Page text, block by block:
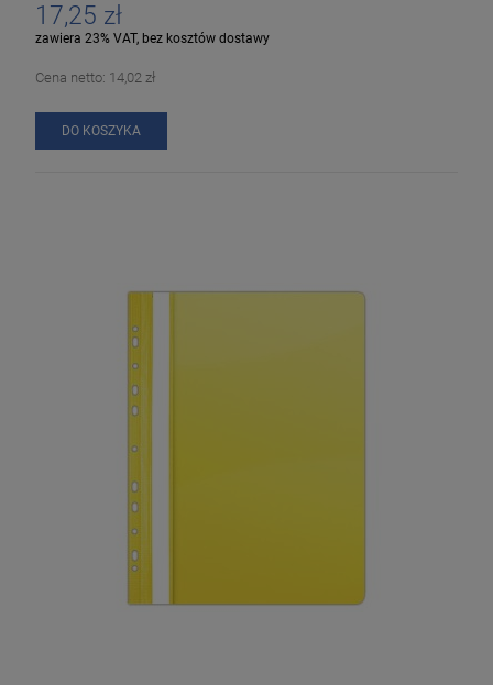
17,25 zł
zawiera 23% VAT, bez kosztów dostawy
Cena netto: 14,02 zł
DO KOSZYKA